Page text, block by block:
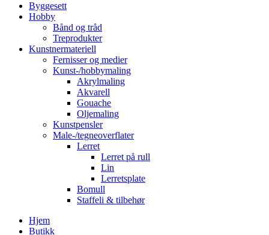
Byggesett
Hobby
Bånd og tråd
Treprodukter
Kunstnermateriell
Fernisser og medier
Kunst-/hobbymaling
Akrylmaling
Akvarell
Gouache
Oljemaling
Kunstpensler
Male-/tegneoverflater
Lerret
Lerret på rull
Lin
Lerretsplate
Bomull
Staffeli & tilbehør
Hjem
Butikk